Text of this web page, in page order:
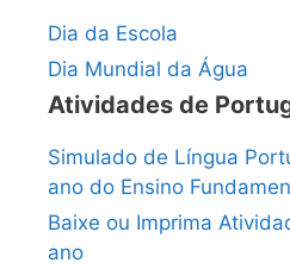
Dia da Escola
Dia Mundial da Água
Atividades de
Simulado de Língua
ano do Ensino
Baixe ou Imprima
ano